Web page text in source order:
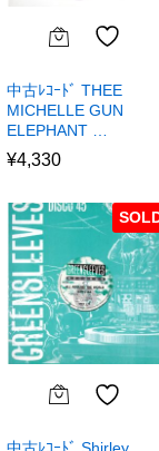
中古ﾚｺｰﾄﾞ THEE
MICHELLE GUN
ELEPHANT …
¥4,330